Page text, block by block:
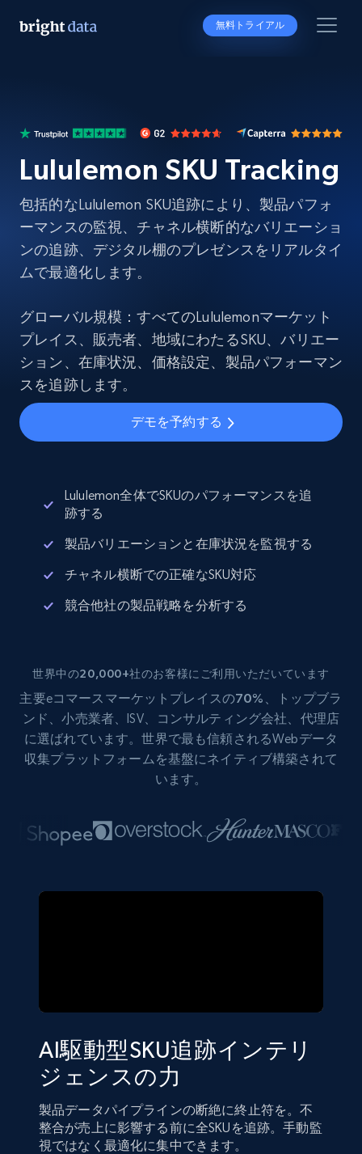
無料トライアル
Lululemon SKU Tracking
包括的なLululemon SKU追跡により、製品パフォ
ーマンスの監視、チャネル横断的なバリエーショ
ンの追跡、デジタル棚のプレゼンスをリアルタイ
ムで最適化します。
グローバル規模：すべてのLululemonマーケット
プレイス、販売者、地域にわたるSKU、バリエー
ション、在庫状況、価格設定、製品パフォーマン
スを追跡します。
デモを予約する
Lululemon全体でSKUのパフォーマンスを追
跡する
製品バリエーションと在庫状況を監視する
チャネル横断での正確なSKU対応
競合他社の製品戦略を分析する
世界中の20,000+社のお客様にご利用いただいています
主要eコマース マーケットプレイスの70% 、トップブラ
ンド、小売業者、ISV、コンサルティング会社、代理店
に選ばれています。世界で最も信頼されるWebデータ
収集プラットフォームを基盤にネイティブ構築されて
います。
AI駆動型SKU追跡インテリ
ジェンスの力
製品データパイプラインの断絶に終止符を。不
整合が売上に影響する前に全SKUを追跡。手動監
視ではなく最適化に集中できます。